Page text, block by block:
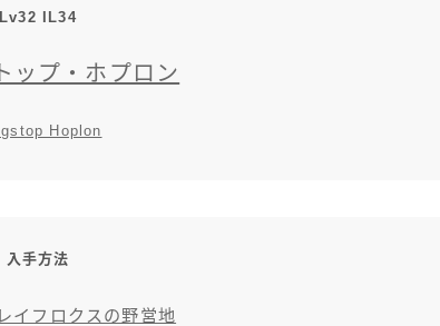
極シタデル・ボズヤ追憶戦
Lv32 IL34
ップ・ホプロン
Hoplon
入手方法
イフロクスの野営地